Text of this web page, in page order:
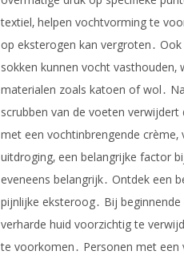
textiel‚ helpen vochtvorming te
op eksterogen kan vergroten․
sokken kunnen vocht
materialen zoals katoen of wol․
scrubben van de voeten
met een vochtinbrengende
uitdroging‚ een belangrijke factor
eveneens belangrijk․ Ontdek een
pijnlijke eksteroog․ Bij
verharde huid voorzichtig te
te voorkomen․ Personen met